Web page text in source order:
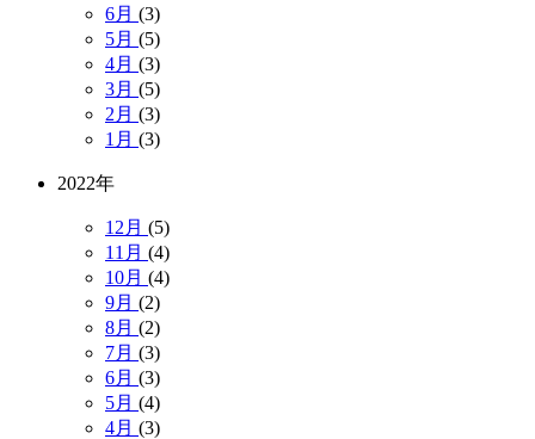
6月 (3)
5月 (5)
4月 (3)
3月 (5)
2月 (3)
1月 (3)
2022年
12月 (5)
11月 (4)
10月 (4)
9月 (2)
8月 (2)
7月 (3)
6月 (3)
5月 (4)
4月 (3)